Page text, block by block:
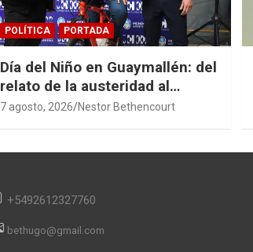
POLÍTICA PORTADA
Día del Niño en Guaymallén: del
relato de la austeridad al
derroche de $74 millones
7 agosto, 2026 Nestor Bethencourt
+5492612327760
bethugo@gmail.com